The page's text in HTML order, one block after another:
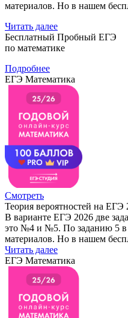
материалов. Но в нашем
Читать далее
Бесплатный Пробный ЕГЭ
по математике
Подробнее
ЕГЭ Математика
Смотреть
Теория вероятностей на ЕГЭ
В варианте ЕГЭ 2026 две
это №4 и №5. По заданию 5 в
материалов. Но в нашем
Читать далее
ЕГЭ Математика